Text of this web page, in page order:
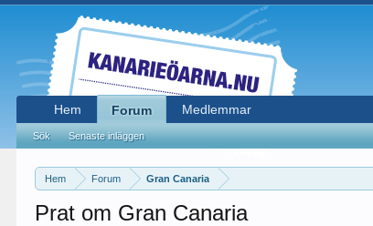
Hem Forum Gran Canaria
Prat om Gran Canaria
Hem Forum
Sök Senaste inläggen
Medlemmar